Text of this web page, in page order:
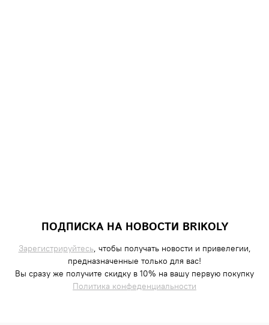
ПОДПИСКА НА НОВОСТИ BRIKOLY
Зарегистрируйтесь, чтобы получать новости и привелегии,
предназначенные только для вас!
Вы сразу же получите скидку в 10% на вашу первую покупку
Политика конфеденциальности